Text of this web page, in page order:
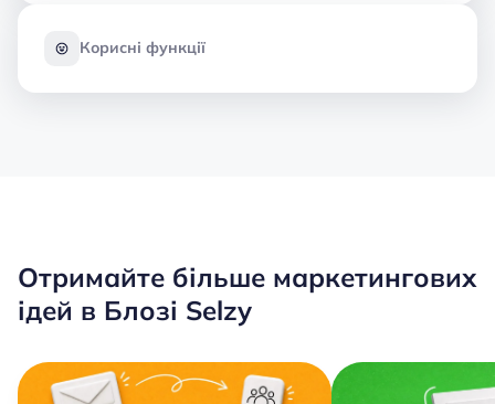
Корисні функції
Отримайте більше маркетингових
ідей в Блозі Selzy